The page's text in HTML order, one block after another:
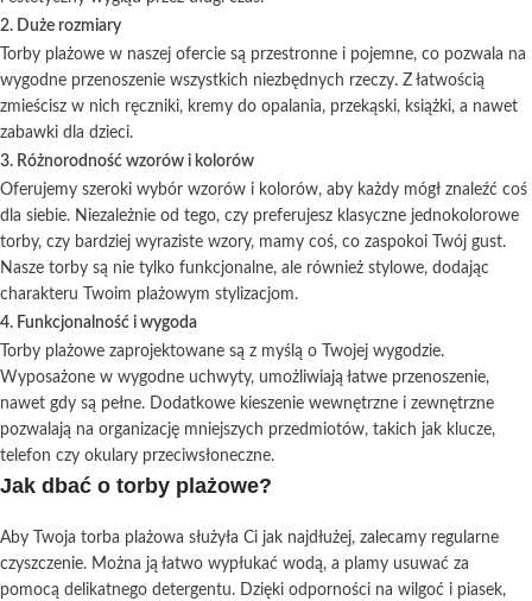
2. Duże rozmiary
Torby plażowe w naszej ofercie są przestronne i pojemne, co pozwala na
wygodne przenoszenie wszystkich niezbędnych rzeczy. Z łatwością
zmieścisz w nich ręczniki, kremy do opalania, przekąski, książki, a nawet
zabawki dla dzieci.
3. Różnorodność wzorów i kolorów
Oferujemy szeroki wybór wzorów i kolorów, aby każdy mógł znaleźć coś
dla siebie. Niezależnie od tego, czy preferujesz klasyczne jednokolorowe
torby, czy bardziej wyraziste wzory, mamy coś, co zaspokoi Twój gust.
Nasze torby są nie tylko funkcjonalne, ale również stylowe, dodając
charakteru Twoim plażowym stylizacjom.
4. Funkcjonalność i wygoda
Torby plażowe zaprojektowane są z myślą o Twojej wygodzie.
Wyposażone w wygodne uchwyty, umożliwiają łatwe przenoszenie,
nawet gdy są pełne. Dodatkowe kieszenie wewnętrzne i zewnętrzne
pozwalają na organizację mniejszych przedmiotów, takich jak klucze,
telefon czy okulary przeciwsłoneczne.
Jak dbać o torby plażowe?
Aby Twoja torba plażowa służyła Ci jak najdłużej, zalecamy regularne
czyszczenie. Można ją łatwo wypłukać wodą, a plamy usuwać za
pomocą delikatnego detergentu. Dzięki odporności na wilgoć i piasek,